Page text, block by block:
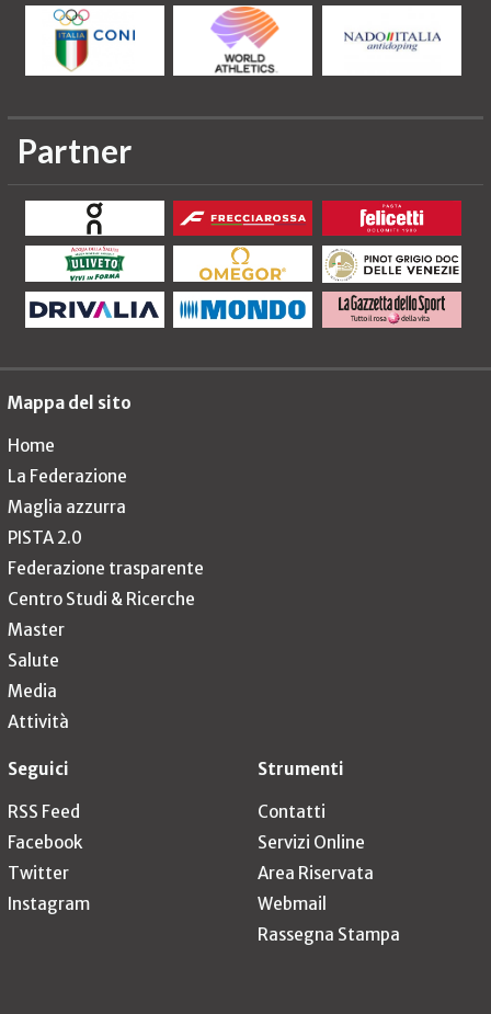
Partner
Mappa del sito
Home
La Federazione
Maglia azzurra
PISTA 2.0
Federazione trasparente
Centro Studi & Ricerche
Master
Salute
Media
Attività
Seguici
RSS Feed
Facebook
Twitter
Instagram
Strumenti
Contatti
Servizi Online
Area Riservata
Webmail
Rassegna Stampa